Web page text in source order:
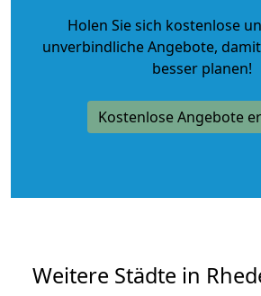
Holen Sie sich kostenlose
unverbindliche Angebote,
besser planen!
Kostenlose Angebote
Weitere Städte in